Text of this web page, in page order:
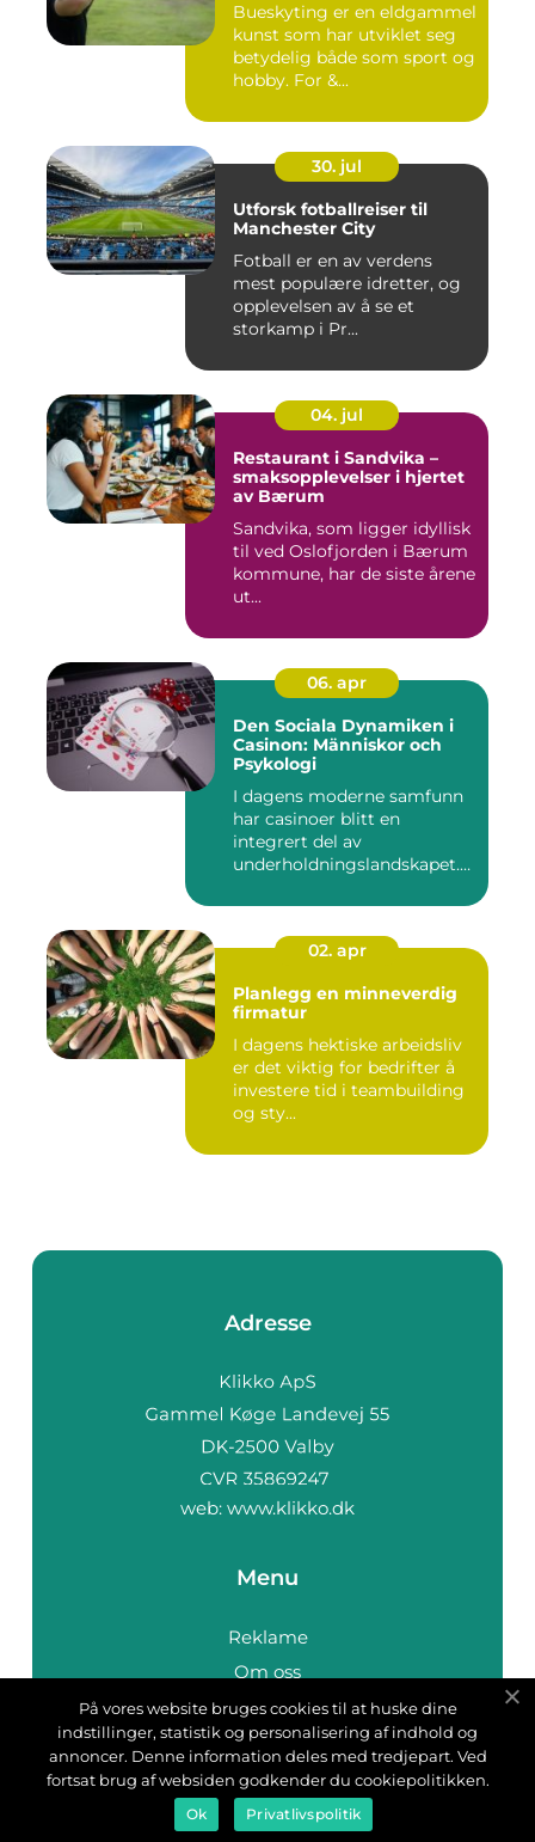
Bueskyting er en eldgammel
kunst som har utviklet seg
betydelig både som sport og
hobby. For &...
30. jul
Utforsk fotballreiser til
Manchester City
Fotball er en av verdens
mest populære idretter, og
opplevelsen av å se et
storkamp i Pr...
04. jul
Restaurant i Sandvika –
smaksopplevelser i hjertet
av Bærum
Sandvika, som ligger idyllisk
til ved Oslofjorden i Bærum
kommune, har de siste årene
ut...
06. apr
Den Sociala Dynamiken i
Casinon: Människor och
Psykologi
I dagens moderne samfunn
har casinoer blitt en
integrert del av
underholdningslandskapet.
02. apr
Planlegg en minneverdig
firmatur
I dagens hektiske arbeidsliv
er det viktig for bedrifter å
investere tid i teambuilding
og sty...
Adresse
web: www.klikko.dk
Menu
Reklame
Om oss
Cookies
Kontakt Oss
Sitemap
På vores website bruges cookies til at huske dine
indstillinger, statistik og personalisering af indhold og
annoncer. Denne information deles med tredjepart. Ved
fortsat brug af websiden godkender du cookiepolitikken.
Ok Privatlivspolitik